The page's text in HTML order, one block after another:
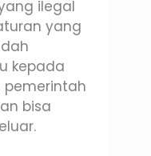
ilegal
yang
kepada
bisa